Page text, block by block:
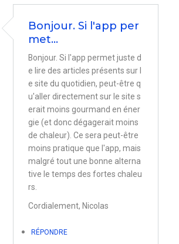
Bonjour. Si l'app per
met…
Bonjour. Si l'app permet juste d
e lire des articles présents sur l
e site du quotidien, peut-être q
u'aller directement sur le site s
erait moins gourmand en éner
gie (et donc dégagerait moins
de chaleur). Ce sera peut-être
moins pratique que l'app, mais
malgré tout une bonne alterna
tive le temps des fortes chaleu
rs.
Cordialement, Nicolas
RÉPONDRE